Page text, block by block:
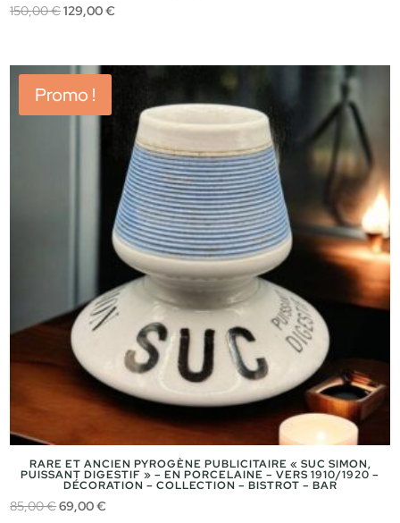
150,00€Le
était :
150,00 €.
129,00€Le
Promo !
RARE ET ANCIEN PYROGÈNE PUBLICITAIRE « SUC SIMON,
PUISSANT DIGESTIF » – EN PORCELAINE – VERS 1910/1920 –
DÉCORATION – COLLECTION – BISTROT – BAR
85,00€Le
69,00€Le